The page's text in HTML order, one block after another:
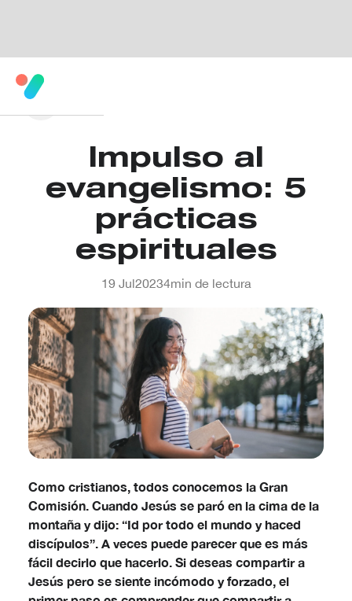
Impulso al
evangelismo: 5
prácticas
espirituales
19 Jul20234min de lectura
Como cristianos, todos conocemos la Gran
Comisión. Cuando Jesús se paró en la cima de la
montaña y dijo: “Id por todo el mundo y haced
discípulos”. A veces puede parecer que es más
fácil decirlo que hacerlo. Si deseas compartir a
Jesús pero se siente incómodo y forzado, el